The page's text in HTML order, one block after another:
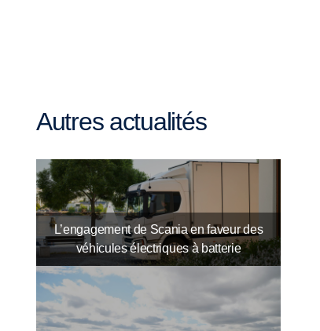
Autres actualités
L’engagement de Scania en faveur des
véhicules électriques à batterie